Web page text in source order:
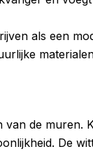
als een
de muren.
De